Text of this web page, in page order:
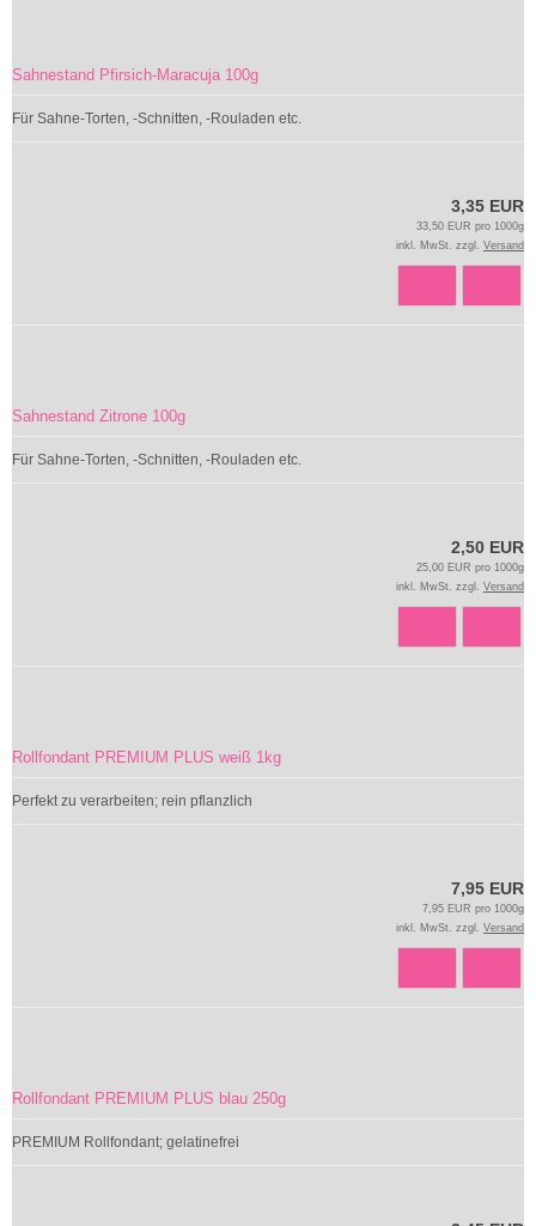
Sahnestand Pfirsich-Maracuja 100g
Für Sahne-Torten, -Schnitten, -Rouladen etc.
3,35 EUR
33,50 EUR pro 1000g
inkl. MwSt. zzgl. Versand
Sahnestand Zitrone 100g
Für Sahne-Torten, -Schnitten, -Rouladen etc.
2,50 EUR
25,00 EUR pro 1000g
inkl. MwSt. zzgl. Versand
Rollfondant PREMIUM PLUS weiß 1kg
Perfekt zu verarbeiten; rein pflanzlich
7,95 EUR
7,95 EUR pro 1000g
inkl. MwSt. zzgl. Versand
Rollfondant PREMIUM PLUS blau 250g
PREMIUM Rollfondant; gelatinefrei